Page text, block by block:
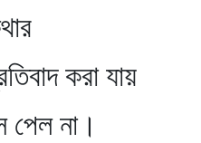
করা যায়
না।